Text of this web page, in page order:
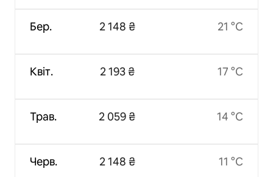
Бер.
Квіт.
Трав.
Черв.
2 148 ₴
2 193 ₴
2 059 ₴
2 148 ₴
21 °C
17 °C
14 °C
11 °C